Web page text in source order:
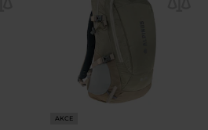
AKCE